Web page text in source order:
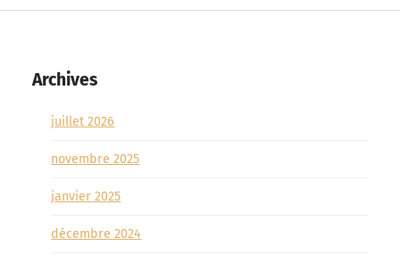
Archives
juillet 2026
novembre 2025
janvier 2025
décembre 2024